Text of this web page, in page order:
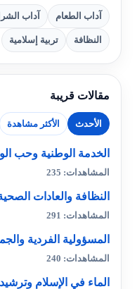
آداب الطعام آداب
النظافة تربية إسلامية
مقالات قريبة
الأحدث الأكثر مشاهدة
الخدمة الوطنية وحب
المشاهدات: 235
النظافة والعادات
المشاهدات: 291
المسؤولية الفردية
المشاهدات: 240
الماء في الإسلام